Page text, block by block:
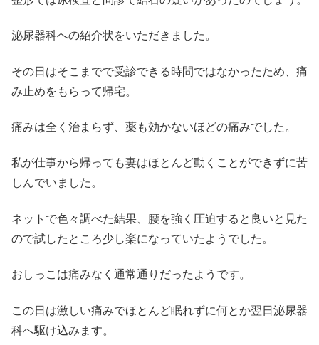
泌尿器科への紹介状をいただきました。
その日はそこまでで受診できる時間ではなかったため、痛
み止めをもらって帰宅。
痛みは全く治まらず、薬も効かないほどの痛みでした。
私が仕事から帰っても妻はほとんど動くことができずに苦
しんでいました。
ネットで色々調べた結果、腰を強く圧迫すると良いと見た
ので試したところ少し楽になっていたようでした。
おしっこは痛みなく通常通りだったようです。
この日は激しい痛みでほとんど眠れずに何とか翌日泌尿器
科へ駆け込みます。